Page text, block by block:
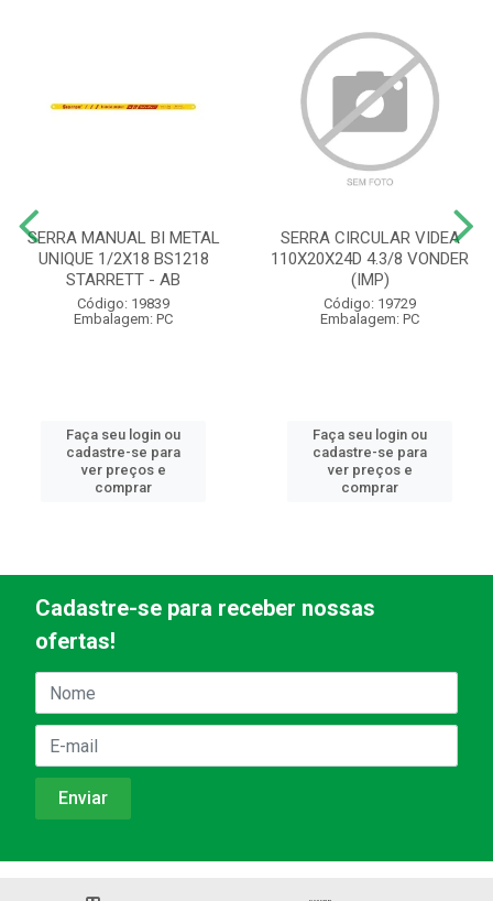
SERRA MANUAL BI METAL
UNIQUE 1/2X18 BS1218
STARRETT - AB
Código: 19839
Embalagem: PC
Faça seu login ou
cadastre-se para
ver preços e
comprar
SERRA CIRCULAR VIDEA
110X20X24D 4.3/8 VONDER
(IMP)
Código: 19729
Embalagem: PC
Faça seu login ou
cadastre-se para
ver preços e
comprar
Cadastre-se para receber nossas
ofertas!